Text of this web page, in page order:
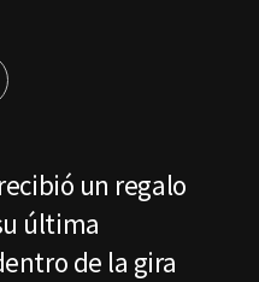
un regalo
última
de la gira